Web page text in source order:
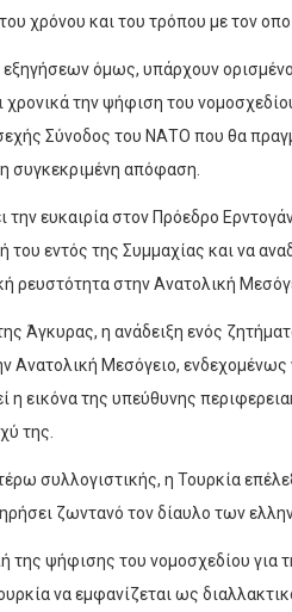
χρόνου και του τρόπου με τον
όμως, υπάρχουν
χρονικά την ψήφιση του
Σύνοδος του ΝΑΤΟ που θα
συγκεκριμένη απόφαση.
την ευκαιρία στον Πρόεδρο
του εντός της Συμμαχίας και να
ρευστότητα στην Ανατολική
Άγκυρας, η ανάδειξη ενός
Ανατολική Μεσόγειο,
η εικόνα της υπεύθυνης
της.
συλλογιστικής, η Τουρκία
ζωντανό τον δίαυλο των
της ψήφισης του νομοσχεδίου για
να εμφανίζεται ως